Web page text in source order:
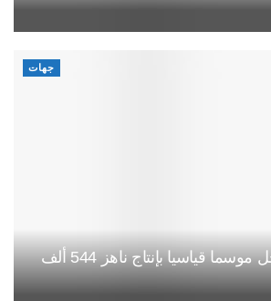
جهات
شمندر دكالة يسجل موسما قياسيا بإنتاج ناهز 544 ألف